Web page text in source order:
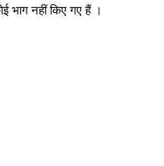
भाग नहीं किए गए हैं ।